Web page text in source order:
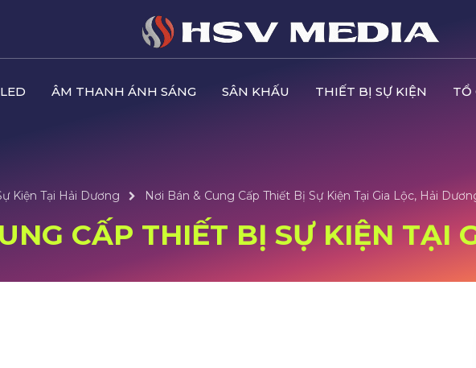
ÂM THANH ÁNH SÁNG SÂN KHẤU THIẾT BỊ SỰ KIỆN TỔ
Kiện Tại Hải Dương Nơi Bán & Cung Cấp Thiết Bị Sự Kiện Tại Gia Lộc, Hải
CẤP THIẾT BỊ SỰ KIỆN TẠI